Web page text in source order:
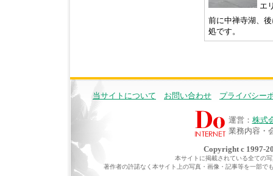
エ
前に中禅寺湖、
処です。
当サイトについて お問い合わせ プライバシー
運営： 株式
業務内容・
Copyright c 1997-
本サイトに掲載されている全ての
著作者の許諾なく本サイト上の写真・画像・記事等を一部で